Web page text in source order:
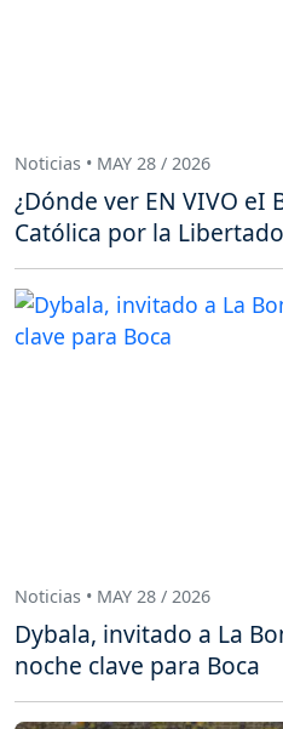
Noticias • MAY 28 / 2026
¿Dónde ver EN VIVO eI
Católica por la
Noticias • MAY 28 / 2026
Dybala, invitado a La
noche clave para Boca